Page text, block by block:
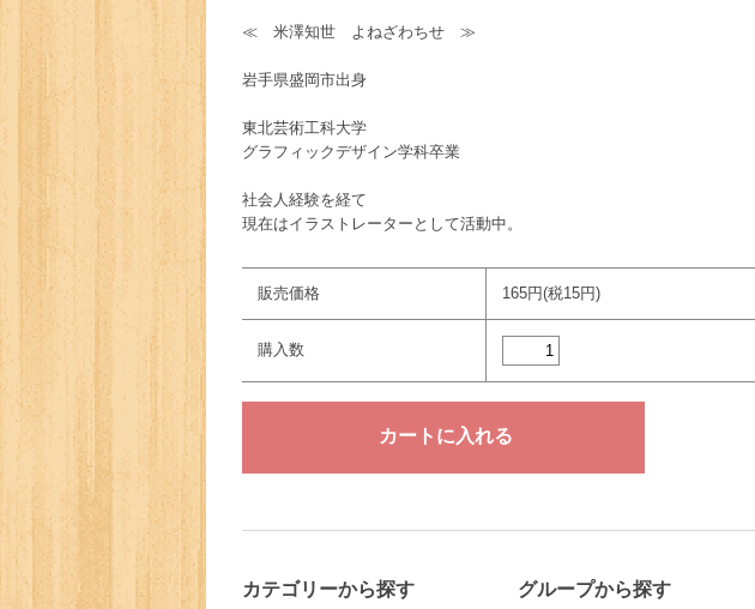
≪ 米澤知世 よねざわちせ ≫
岩手県盛岡市出身
東北芸術工科大学
グラフィックデザイン学科卒業
社会人経験を経て
現在はイラストレーターとして活動中。
販売価格 165円(税15円)
購入数
カテゴリーから探す グループから探す